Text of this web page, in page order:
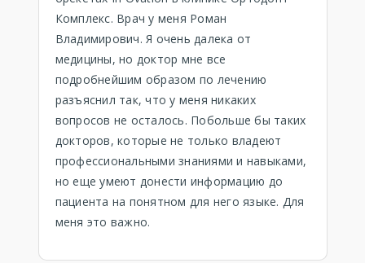
Комплекс. Врач у меня Роман
Владимирович. Я очень далека от
медицины, но доктор мне все
подробнейшим образом по лечению
разъяснил так, что у меня никаких
вопросов не осталось. Побольше бы таких
докторов, которые не только владеют
профессиональными знаниями и навыками,
но еще умеют донести информацию до
пациента на понятном для него языке. Для
меня это важно.